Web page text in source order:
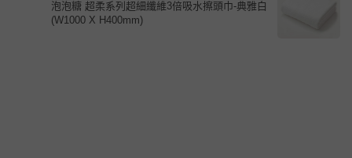
泡泡糖 超柔系列超細纖維3倍吸水擦頭巾-典雅白
(W1000 X H400mm)